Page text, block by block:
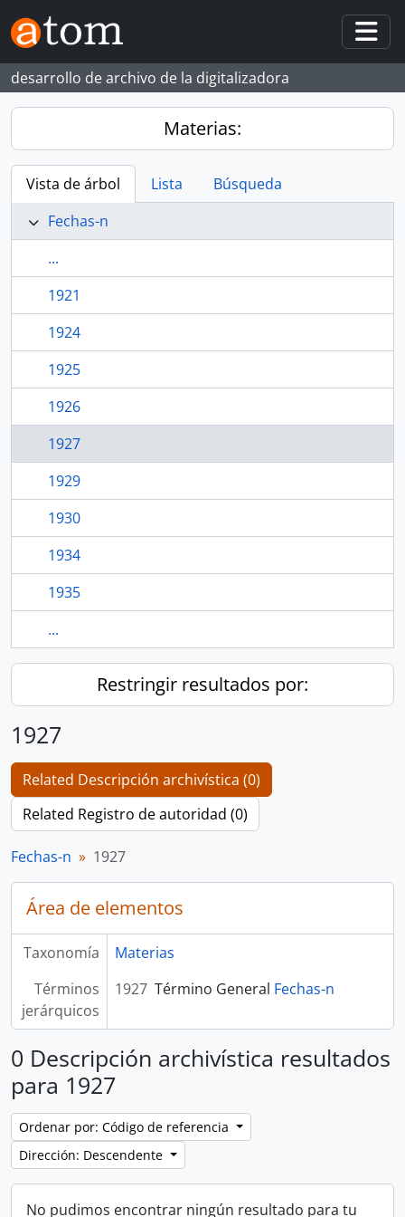
Skip to main content
desarrollo de archivo de la digitalizadora
Materias:
Vista de árbol Lista
Búsqueda
Fechas-n
...
1921
1924
1925
1926
1927
1929
1930
1934
1935
...
Restringir resultados por:
1927
Related Descripción archivística (0)
Related Registro de autoridad (0)
Fechas-n 1927
Área de elementos
Taxonomía
Materias
Términos
jerárquicos
1927 Término General Fechas-n
0 Descripción archivística resultados
para 1927
Ordenar por: Código de referencia
Dirección: Descendente
No pudimos encontrar ningún resultado para tu